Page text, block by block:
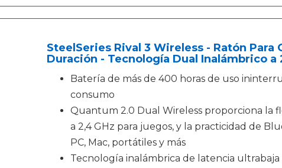
SteelSeries Rival 3 Wireless - Ratón
Duración - Tecnología Dual Inalámbrico a
Batería de más de 400 horas de uso
consumo
Quantum 2.0 Dual Wireless proporciona la
a 2,4 GHz para juegos, y la practicidad de
PC, Mac, portátiles y más
Tecnología inalámbrica de latencia